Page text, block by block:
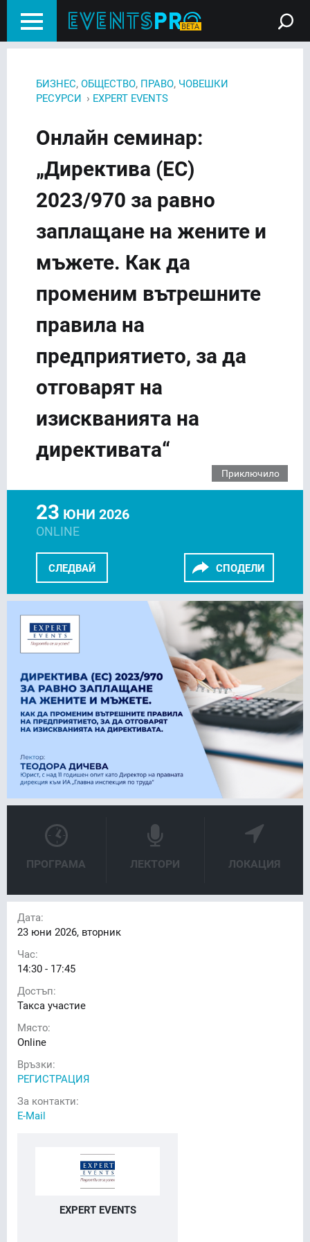
БИЗНЕС, ОБЩЕСТВО, ПРАВО, ЧОВЕШКИ
РЕСУРСИ › EXPERT EVENTS
Онлайн семинар:
„Директива (ЕС)
2023/970 за равно
заплащане на жените и
мъжете. Как да
променим вътрешните
правила на
предприятието, за да
отговарят на
изискванията на
директивата“
Приключило
СЛЕДВАЙ СПОДЕЛИ
23 ЮНИ 2026
ONLINE
LINKEDIN
ПРОГРАМА ЛЕКТОРИ ЛОКАЦИЯ
Дата:
23 юни 2026, вторник
Час:
14:30 - 17:45
Достъп:
Такса участие
Място:
Online
Връзки:
РЕГИСТРАЦИЯ
За контакти:
E-Mail
EXPERT EVENTS